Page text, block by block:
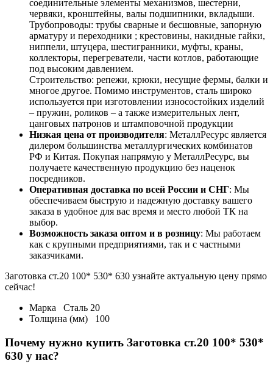
соединительные элементы механизмов, шестерни,
червяки, кронштейны, валы подшипники, вкладыши.
Трубопроводы: трубы сварные и бесшовные, запорную
арматуру и переходники ; крестовины, накидные гайки,
ниппели, штуцера, шестигранники, муфты, краны,
коллекторы, перегреватели, части котлов, работающие
под высоким давлением.
Строительство: репежи, крюки, несущие фермы, балки и
многое другое. Помимо инструментов, сталь широко
используется при изготовлении износостойких изделий
– пружин, роликов – а также измерительных лент,
цанговых патронов и штамповочной продукции
Низкая цена от производителя: МеталлРесурс является
дилером большинства металлургических комбинатов
РФ и Китая. Покупая напрямую у МеталлРесурс, вы
получаете качественную продукцию без наценок
посредников.
Оперативная доставка по всей России и СНГ: Мы
обеспечиваем быструю и надежную доставку вашего
заказа в удобное для вас время и место любой ТК на
выбор.
Возможность заказа оптом и в розницу: Мы работаем
как с крупными предприятиями, так и с частными
заказчиками.
Заготовка ст.20 100* 530* 630 узнайте актуальную цену прямо
сейчас!
Марка
Сталь 20
Толщина (мм)
100
Почему нужно купить Заготовка ст.20 100* 530*
630 у нас?